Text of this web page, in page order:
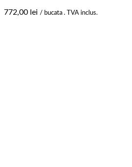
772,00 lei / bucata . TVA inclus.